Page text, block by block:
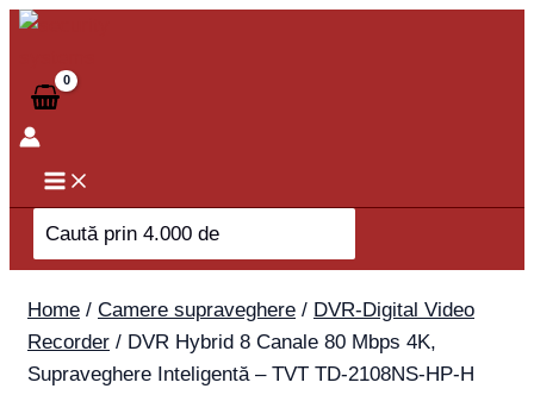
Skip
content
Search
for:
Home / Camere supraveghere / DVR-Digital Video
Recorder / DVR Hybrid 8 Canale 80 Mbps 4K,
Supraveghere Inteligentă – TVT TD-2108NS-HP-H